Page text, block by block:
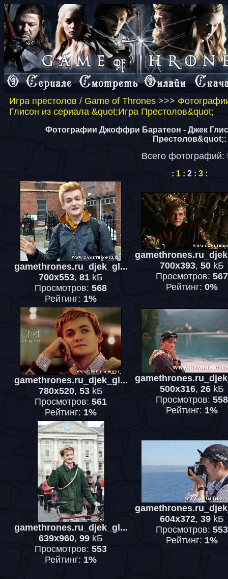
Игра престолов / Game of Thrones >>>
Глисон из сериала &quot;Игра Престолов&quot;
Фотографии Джоффри Баратеон - Джек
Престолов&quot;:
Всего фотографий:
: 1: 2: 3:
gamethrones.ru_djek_gl...
700x553, 81 kБ
Просмотров: 568
Рейтинг: 1%
700x393, 50kБ
Просмотров: 567
Рейтинг: 0%
gamethrones.ru_djek_gl...
780x520, 53 kБ
Просмотров: 561
Рейтинг: 1%
500x316, 26kБ
Просмотров: 558
Рейтинг: 1%
gamethrones.ru_djek_gl...
639x960, 99 kБ
Просмотров: 553
Рейтинг: 1%
604x372, 39kБ
Просмотров: 553
Рейтинг: 1%